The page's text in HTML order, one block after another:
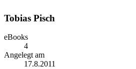
Tobias Pisch
eBooks
4
Angelegt am
17.8.2011